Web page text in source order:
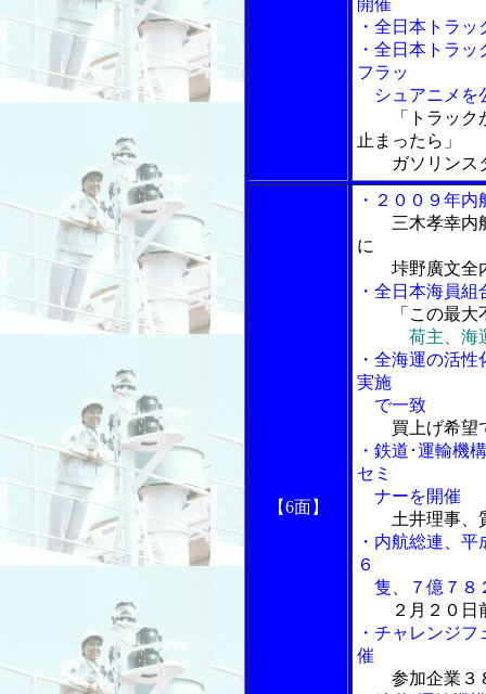
開催
・全日本トラ
・全日本トラ
フラッ
シュアニメを
「トラック
止まったら」
ガソリンス
【6面】
・２００９年
三木孝幸内
に
垰野廣文全内
・全日本海員
「この最
荷主、海
・全海運の活
実施
で一致
買上げ希望
・鉄道･運輸機
セミ
ナーを開催
土井理事、
・内航総連、
６
隻、７億７８
２月２０日
・チャレンジ
催
参加企業３